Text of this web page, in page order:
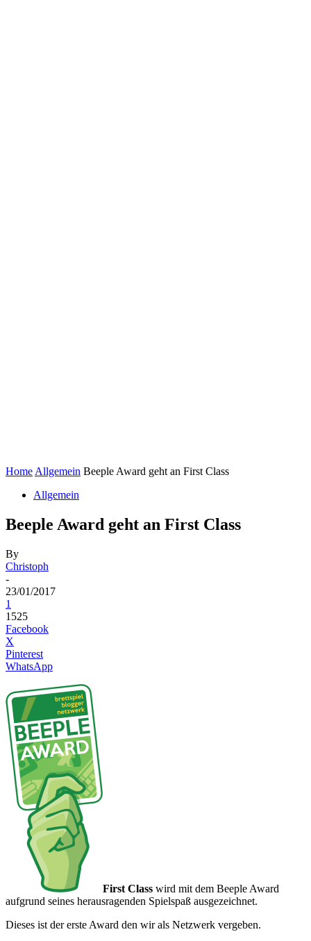
Home Allgemein Beeple Award geht an First Class
Allgemein
Beeple Award geht an First Class
By
Christoph
-
23/01/2017
1
1525
Facebook
X
Pinterest
WhatsApp
First Class wird mit dem Beeple Award
aufgrund seines herausragenden Spielspaß ausgezeichnet.
Dieses ist der erste Award den wir als Netzwerk vergeben.